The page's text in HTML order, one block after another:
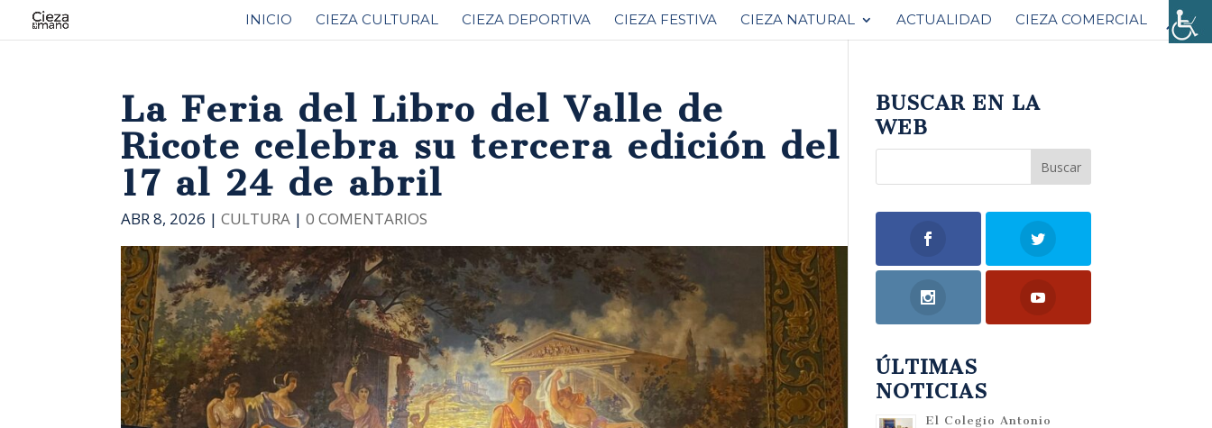
INICIO CIEZA CULTURAL CIEZA DEPORTIVA CIEZA FESTIVA CIEZA NATURAL ACTUALIDAD CIEZA COMERCIAL
La Feria del Libro del Valle de
Ricote celebra su tercera edición del
17 al 24 de abril
ABR 8, 2026 |CULTURA |0 COMENTARIOS
BUSCAR EN LA
WEB
ÚLTIMAS
NOTICIAS
El Colegio Antonio